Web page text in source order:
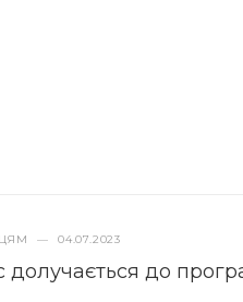
— 04.07.2023
до